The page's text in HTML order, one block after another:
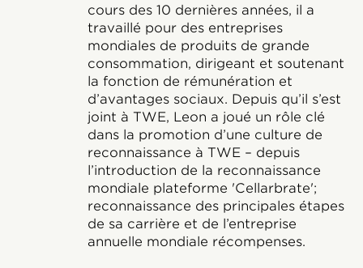
cours des 10 dernières années, il a
travaillé pour des entreprises
mondiales de produits de grande
consommation, dirigeant et soutenant
la fonction de rémunération et
d’avantages sociaux. Depuis qu’il s’est
joint à TWE, Leon a joué un rôle clé
dans la promotion d’une culture de
reconnaissance à TWE – depuis
l’introduction de la reconnaissance
mondiale plateforme 'Cellarbrate';
reconnaissance des principales étapes
de sa carrière et de l’entreprise
annuelle mondiale récompenses.